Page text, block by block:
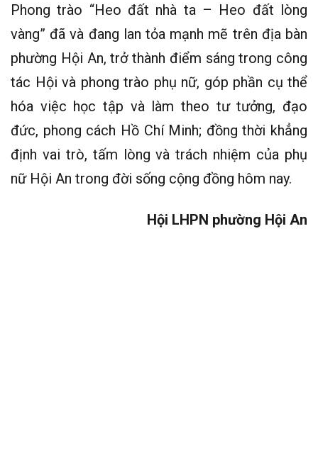
Phong trào “Heo đất nhà ta – Heo đất lòng
vàng” đã và đang lan tỏa mạnh mẽ trên địa bàn
phường Hội An, trở thành điểm sáng trong công
tác Hội và phong trào phụ nữ, góp phần cụ thể
hóa việc học tập và làm theo tư tưởng, đạo
đức, phong cách Hồ Chí Minh; đồng thời khẳng
định vai trò, tấm lòng và trách nhiệm của phụ
nữ Hội An trong đời sống cộng đồng hôm nay.
Hội LHPN phường Hội An